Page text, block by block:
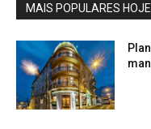
MAIS POPULARES HOJE